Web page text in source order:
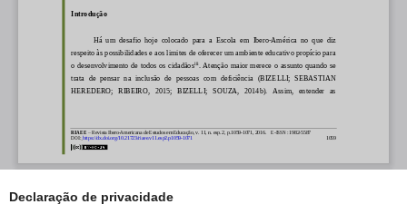
Declaração de privacidade